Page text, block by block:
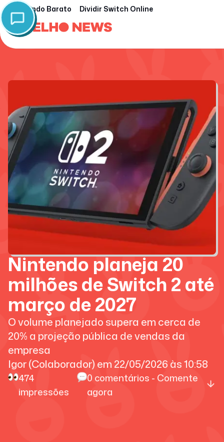
Nintendo Barato Dividir Switch Online
Nintendo planeja 20
milhões de Switch 2 até
março de 2027
O volume planejado supera em cerca de
20% a projeção pública de vendas da
empresa
Igor (Colaborador) em 22/05/2026 às10:58
474
impressões
0 comentários - Comente
agora